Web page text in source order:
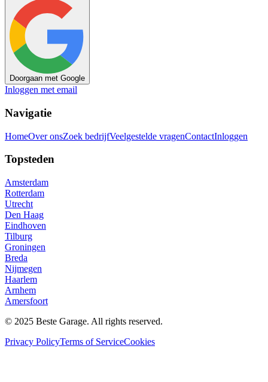
Doorgaan met Google
Inloggen met email
Navigatie
HomeOver onsZoek bedrijfVeelgestelde vragenContactInloggen
Topsteden
Amsterdam
Rotterdam
Utrecht
Den Haag
Eindhoven
Tilburg
Groningen
Breda
Nijmegen
Haarlem
Arnhem
Amersfoort
© 2025 Beste Garage. All rights reserved.
Privacy PolicyTerms of ServiceCookies